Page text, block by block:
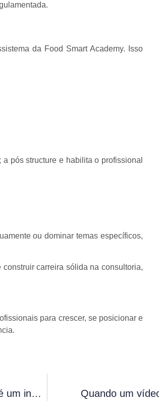
da Food Smart Academy. Isso
pós structure e habilita o profissional
ou dominar temas específicos,
carreira sólida na consultoria,
para crescer, se posicionar e
ESG e Alimentação Corporativa: por que o refeitório é um indicador silencioso de sustentabilidade Quando um